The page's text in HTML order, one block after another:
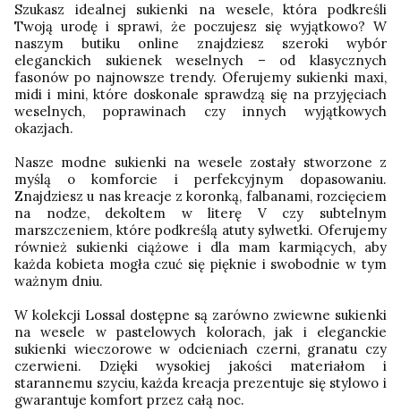
Szukasz idealnej sukienki na wesele, która podkreśli
Twoją urodę i sprawi, że poczujesz się wyjątkowo? W
naszym butiku online znajdziesz szeroki wybór
eleganckich sukienek weselnych – od klasycznych
fasonów po najnowsze trendy. Oferujemy sukienki maxi,
midi i mini, które doskonale sprawdzą się na przyjęciach
weselnych, poprawinach czy innych wyjątkowych
okazjach.
Nasze modne sukienki na wesele zostały stworzone z
myślą o komforcie i perfekcyjnym dopasowaniu.
Znajdziesz u nas kreacje z koronką, falbanami, rozcięciem
na nodze, dekoltem w literę V czy subtelnym
marszczeniem, które podkreślą atuty sylwetki. Oferujemy
również sukienki ciążowe i dla mam karmiących, aby
każda kobieta mogła czuć się pięknie i swobodnie w tym
ważnym dniu.
W kolekcji Lossal dostępne są zarówno zwiewne sukienki
na wesele w pastelowych kolorach, jak i eleganckie
sukienki wieczorowe w odcieniach czerni, granatu czy
czerwieni. Dzięki wysokiej jakości materiałom i
starannemu szyciu, każda kreacja prezentuje się stylowo i
gwarantuje komfort przez całą noc.